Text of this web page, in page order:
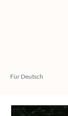
Für Deutsch